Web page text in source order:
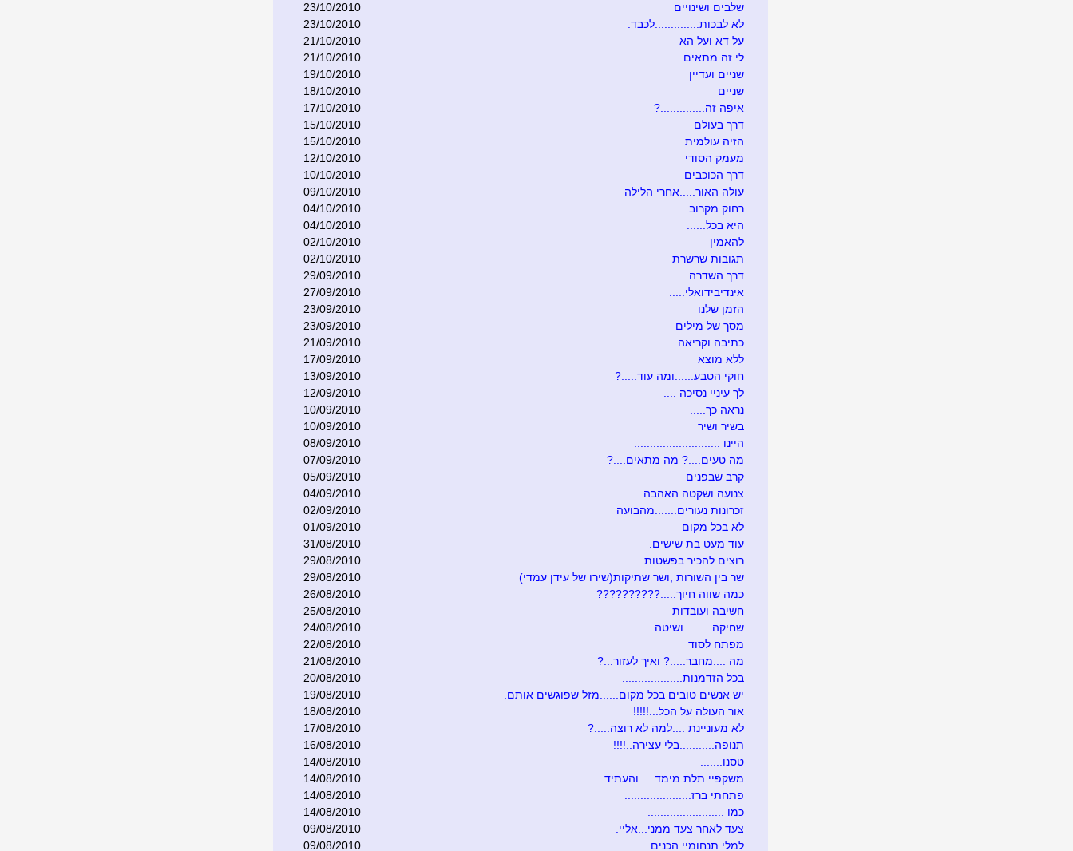
שלבים ושינויים
23/10/2010
לא לבכות..............לכבד.
23/10/2010
על דא ועל הא
21/10/2010
לי זה מתאים
21/10/2010
שניים ועדיין
19/10/2010
שניים
18/10/2010
איפה זה..............?
17/10/2010
דרך בעולם
15/10/2010
הזיה עולמית
15/10/2010
מעמק הסודי
12/10/2010
דרך הכוכבים
10/10/2010
עולה האור.....אחרי הלילה
09/10/2010
רחוק מקרוב
04/10/2010
היא בכל......
04/10/2010
להאמין
02/10/2010
תגובות שרשרת
02/10/2010
דרך השדרה
29/09/2010
אינדיבידואלי.....
27/09/2010
הזמן שלנו
23/09/2010
מסך של מילים
23/09/2010
כתיבה וקריאה
21/09/2010
ללא מוצא
17/09/2010
חוקי הטבע......ומה עוד.....?
13/09/2010
לך עיניי נסיכה ....
12/09/2010
נראה כך.....
10/09/2010
בשיר ושיר
10/09/2010
היינו ...........................
08/09/2010
מה טעים....? מה מתאים....?
07/09/2010
קרב שבפנים
05/09/2010
צנועה ושקטה האהבה
04/09/2010
זכרונות נעורים.......מהבועה
02/09/2010
לא בכל מקום
01/09/2010
עוד מעט בת שישים.
31/08/2010
רוצים להכיר בפשטות.
29/08/2010
שר בין השורות ,ושר שתיקות(שירו של עידן עמדי)
29/08/2010
כמה שווה חיוך.....??????????
26/08/2010
חשיבה ועובדות
25/08/2010
שחיקה ........ושיטה
24/08/2010
מפתח לסוד
22/08/2010
מה ....מחבר.....? ואיך לעזור...?
21/08/2010
בכל הזדמנות...................
20/08/2010
יש אנשים טובים בכל מקום......מזל שפוגשים אותם.
19/08/2010
אור העולה על הכל...!!!!!
18/08/2010
לא מעוניינת ....למה לא רוצה.....?
17/08/2010
תנופה...........בלי עצירה..!!!!
16/08/2010
טסנו.......
14/08/2010
משקפיי תלת מימד.....והעתיד.
14/08/2010
פתחתי ברז.....................
14/08/2010
כמו ........................
14/08/2010
צעד לאחר צעד ממני...אליי.
09/08/2010
למלי תנחומיי הכנים
09/08/2010